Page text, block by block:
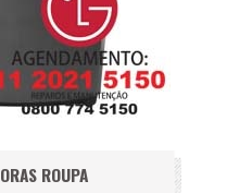
ROUPA